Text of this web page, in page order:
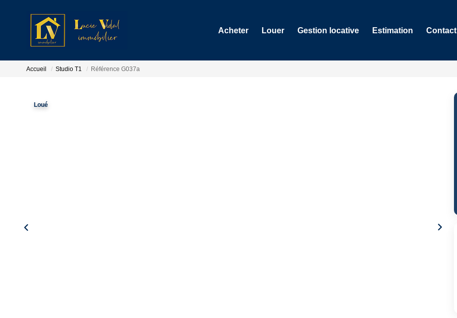
Acheter Louer Gestion locative Estimation Contact
Accueil Studio T1 Référence G037a
Loué